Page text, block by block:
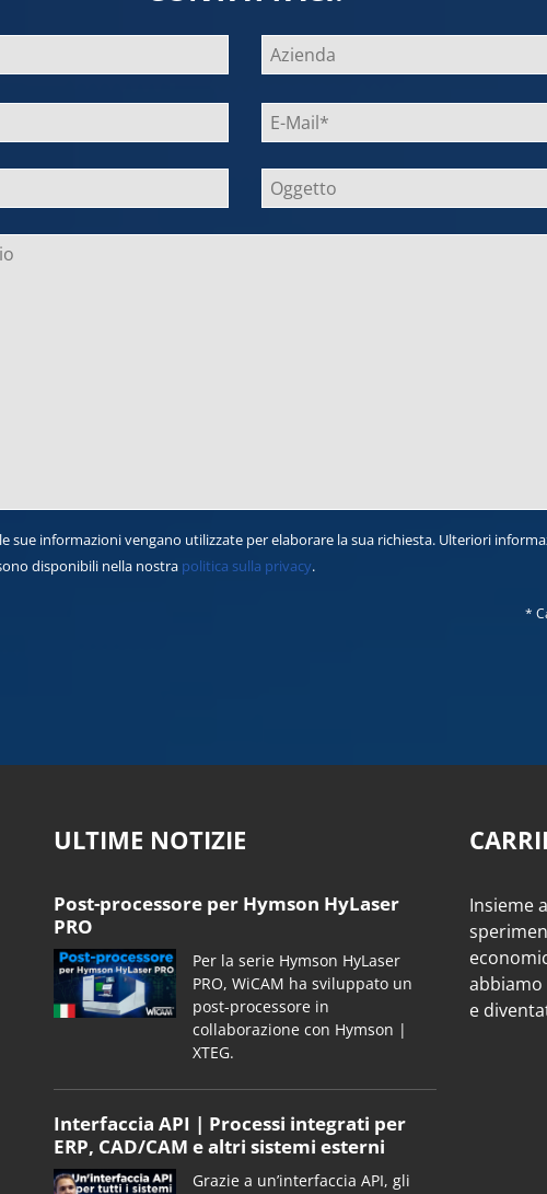
sue informazioni vengano utilizzate per elaborare la sua richiesta. Ulteriori
disponibili nella nostra politica sulla privacy.
*
ULTIME NOTIZIE
Post-processore per Hymson HyLaser
PRO
Per la serie Hymson HyLaser
PRO, WiCAM ha sviluppato un
post-processore in
collaborazione con Hymson |
XTEG.
Interfaccia API | Processi integrati per
ERP, CAD/CAM e altri sistemi esterni
Grazie a un’interfaccia API, gli
Insieme
e